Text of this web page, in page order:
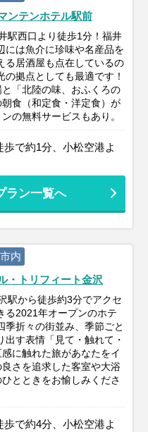
ンテンホテル駅前
駅西口より徒歩1分！福井
には魚介に珍味や名産品を
る居酒屋も点在しているの
の拠点としても最適です！
「北陸の味、おふくろの
食（和定食・洋定食）が
の無料サービスもあり。
で約1分、小松空港よ
ラン一覧へ
内
・トリフィート金沢
駅から徒歩約3分でアクセ
る2021年オープンのホテ
季折々の街並み、季節ごと
出す表情「見て・触れて・
に触れた旅があなたをイ
さを追求した客室や大浴
とときをお愉しみくださ
で約4分、小松空港よ